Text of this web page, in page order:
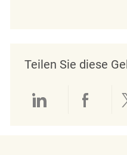
Teilen Sie diese
Über LinkedIn
Über